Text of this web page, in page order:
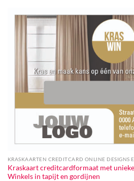
KRASKAARTEN CREDITCARD ONLINE DESIGNS
Kraskaart creditcardformaat met
Winkels in tapijt en gordijnen